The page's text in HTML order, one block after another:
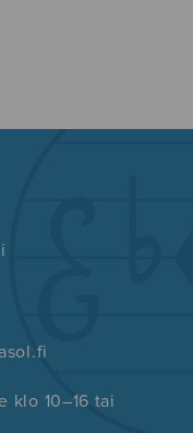
klo 10–16 tai